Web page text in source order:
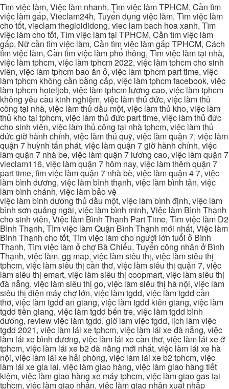
Tìm việc làm, Việc làm nhanh, Tìm việc làm TPHCM, Cần tìm
việc làm gấp, Vieclam24h, Tuyển dụng việc làm, Tìm việc làm
cho tốt, vieclam thegioididong, viec lam bach hoa xanh, Tìm
việc làm cho tốt, Tìm việc làm tại TPHCM, Cần tìm việc làm
gấp, Nữ cần tìm việc làm, Cần tìm việc làm gấp TPHCM, Cách
tìm việc làm, Cần tìm việc làm phổ thông, Tìm việc làm tại nhà,
việc làm tphcm, việc làm tphcm 2022, việc làm tphcm cho sinh
viên, việc làm tphcm bao ăn ở, việc làm tphcm part time, việc
làm tphcm không cần bằng cấp, việc làm tphcm facebook, việc
làm tphcm hoteljob, việc làm tphcm lương cao, việc làm tphcm
không yêu cầu kinh nghiệm, việc làm thủ đức, việc làm thủ
công tại nhà, việc làm thủ dầu một, việc làm thủ kho, việc làm
thủ kho tại tphcm, việc làm thủ đức part time, việc làm thủ đức
cho sinh viên, việc làm thủ công tại nhà tphcm, việc làm thủ
đức giờ hành chính, việc làm thủ quỹ, việc làm quận 7, việc làm
quận 7 huỳnh tấn phát, việc làm quận 7 giờ hành chính, việc
làm quận 7 nhà be, việc làm quận 7 lương cao, việc làm quận 7
vieclam116, việc làm quận 7 hôm nay, việc làm thêm quận 7
part time, tìm việc làm quận 7 nhà bè, việc làm quận 4 7, việc
làm bình dương, việc làm bình thạnh, việc làm bình tân, việc
làm bình chánh, việc làm bảo vệ
việc làm bình dương thủ dầu một, việc làm bình định, việc làm
bình sơn quảng ngãi, việc làm bình minh, Việc làm Bình Thạnh
cho sinh viên, Việc làm Bình Thạnh Part Time, Tìm việc làm D2
Bình Thạnh, Tìm việc làm Quận Bình Thạnh mới nhất, Việc làm
Bình Thạnh cho tốt, Tìm việc làm cho người lớn tuổi ở Bình
Thạnh, Tìm việc làm ở chợ Bà Chiểu, Tuyển công nhân ở Bình
Thạnh, việc làm, gg map, việc làm siêu thị, việc làm siêu thị
tphcm, việc làm siêu thị cần thơ, việc làm siêu thị quận 7, việc
làm siêu thị emart, việc làm siêu thị coopmart, việc làm siêu thị
đà nẵng, việc làm siêu thị go, việc làm siêu thị hà nội, việc làm
siêu thị điện máy chợ lớn, việc làm tgdd, việc làm tgdd cần
thơ, việc làm tgdd an giang, việc làm tgdd kiên giang, việc làm
tgdd tiền giang, việc làm tgdd bến tre, việc làm tgdd bình
dương, review việc làm tgdd, giờ làm việc tgdd, lịch làm việc
tgdd 2021, việc làm lái xe tphcm, việc làm lái xe đà nẵng, việc
làm lái xe bình dương, việc làm lái xe cần thơ, việc làm lái xe ở
tphcm, việc làm lái xe b2 đà nẵng mới nhất, việc làm lái xe hà
nội, việc làm lái xe hải phòng, việc làm lái xe b2 tphcm, việc
làm lái xe gia lai, việc làm giao hàng, việc làm giao hàng tiết
kiệm, việc làm giao hàng xe máy tphcm, việc làm giao gas tại
tphcm, việc làm giao nhận, việc làm giao nhận xuất nhập